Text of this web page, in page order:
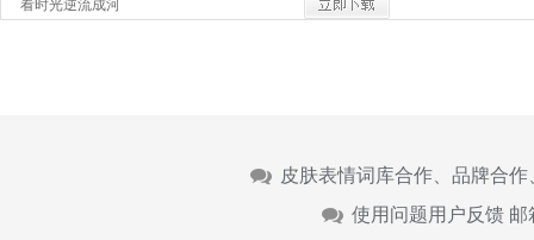
看时光逆流成河
皮肤表情词库合作、品牌合
使用问题用户反馈 邮